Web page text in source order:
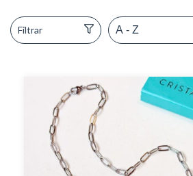
Filtrar